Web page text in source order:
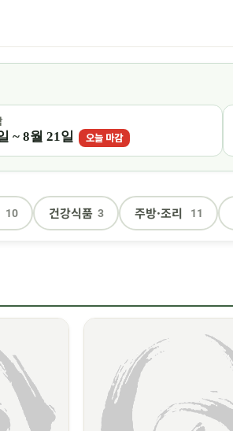
~ 8월 21일 오늘 마감
10 건강식품 3 주방·조리 11